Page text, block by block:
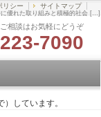
優れた取り組みと積極的社会 […]
相談はお気軽にどうぞ
7090
リシー サイトマップ
しています。